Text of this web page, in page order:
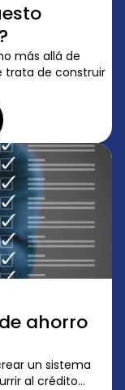
más allá de
trata de construir
ahorro
un sistema
al crédito...